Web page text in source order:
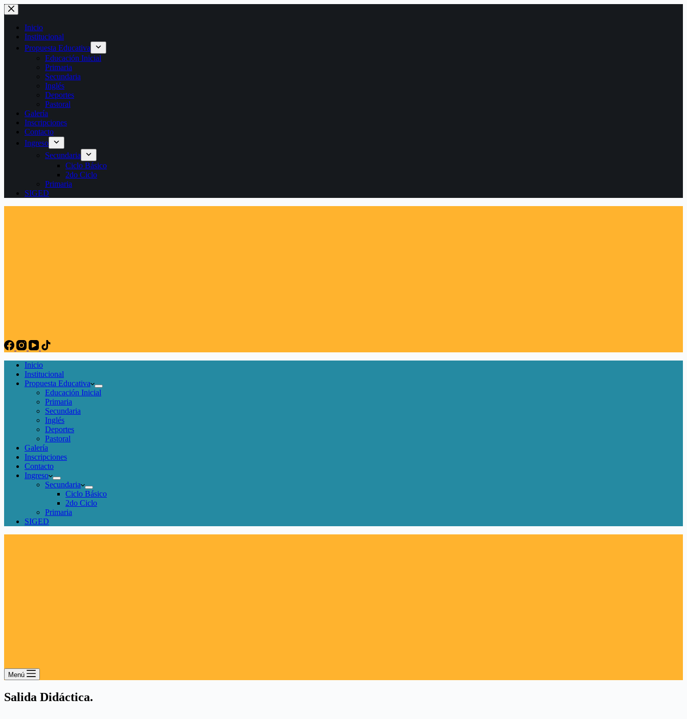
Saltar
al
contenido
Inicio
Institucional
Propuesta Educativa
Educación Inicial
Primaria
Secundaria
Inglés
Deportes
Pastoral
Galería
Inscripciones
Contacto
Ingreso
Secundaria
Ciclo Básico
2do Ciclo
Primaria
SIGED
Inicio
Institucional
Propuesta Educativa
Educación Inicial
Primaria
Secundaria
Inglés
Deportes
Pastoral
Galería
Inscripciones
Contacto
Ingreso
Secundaria
Ciclo Básico
2do Ciclo
Primaria
SIGED
Menú
Salida Didáctica.